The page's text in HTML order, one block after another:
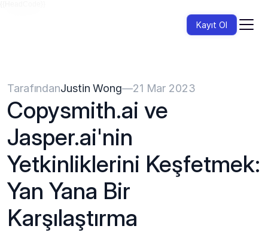
Kayıt Ol
TarafındanJustin Wong—21 Mar 2023
Copysmith.ai ve
Jasper.ai'nin
Yetkinliklerini Keşfetmek:
Yan Yana Bir
Karşılaştırma